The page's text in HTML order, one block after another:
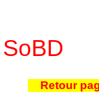
Retour